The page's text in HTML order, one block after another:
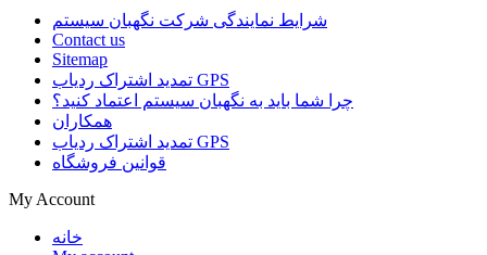
شرایط نمایندگی شرکت نگهبان سیستم
Contact us
Sitemap
تمدید اشتراک ردیاب GPS
چرا شما باید به نگهبان سیستم اعتماد کنید؟
همکاران
تمدید اشتراک ردیاب GPS
قوانین فروشگاه
My Account
خانه